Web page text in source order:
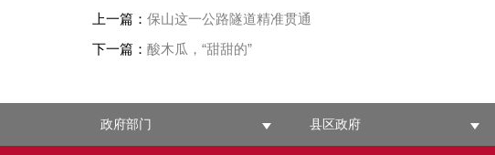
上一篇： 保山这一公路隧道精准贯通
下一篇： 酸木瓜，“甜甜的”
政府部门 县区政府